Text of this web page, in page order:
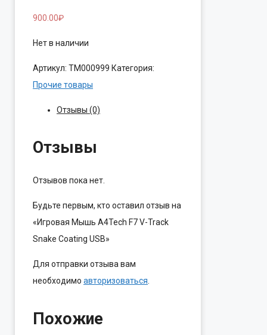
900.00₽
Нет в наличии
Артикул: ТМ000999 Категория:
Прочие товары
Отзывы (0)
Отзывы
Отзывов пока нет.
Будьте первым, кто оставил отзыв на
«Игровая Мышь A4Tech F7 V-Track
Snake Coating USB»
Для отправки отзыва вам
необходимо авторизоваться
Похожие